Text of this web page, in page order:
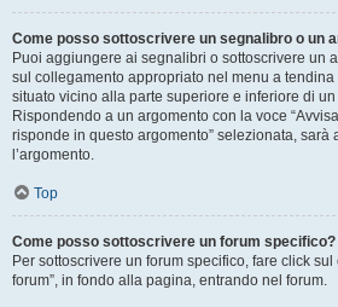
Come posso sottoscrivere un segnalibro o un
Puoi aggiungere ai segnalibri o sottoscrivere un
sul collegamento appropriato nel menu a tendina
situato vicino alla parte superiore e inferiore di
Rispondendo a un argomento con la voce
risponde in questo argomento” selezionata, sarà
l’argomento.
Top
Come posso sottoscrivere un forum specifico?
Per sottoscrivere un forum specifico, fare click
forum”, in fondo alla pagina, entrando nel forum.